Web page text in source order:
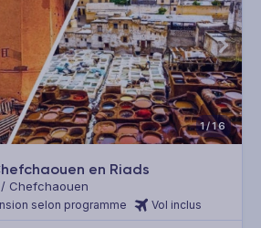
1/16
en Riads
Chefchaouen
selon programme Vol inclus